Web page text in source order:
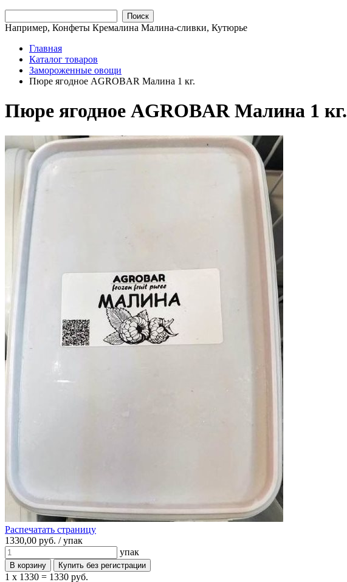
Поиск
Например, Конфеты Кремалина Малина-сливки, Кутюрье
Главная
Каталог товаров
Замороженные овощи
Пюре ягодное AGROBAR Малина 1 кг.
Пюре ягодное AGROBAR Малина 1 кг.
Распечатать страницу
1330,00 руб. /упак
упак
1 x 1330 = 1330 руб.